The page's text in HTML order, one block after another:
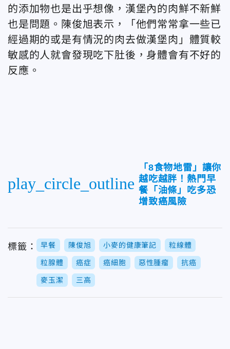
的添加物也是出乎想像，漢堡內的肉鮮不新鮮
也是問題。陳俊旭表示，「他們常常拿一些已
經過期的或是有情況的肉去做漢堡肉」體質較
敏感的人就會發現吃下肚後，身體會有不好的
反應。
play_circle_outline
「8食物地雷」讓你
越吃越胖！熱門早
餐「油條」吃多恐
增致癌風險
標籤： 早餐 陳俊旭 小麥的健康筆記 粒線體
粒腺體 癌症 癌細胞 惡性腫瘤 抗癌
麥玉潔 三高